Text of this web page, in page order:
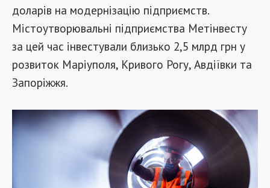
доларів на модернізацію підприємств.
Містоутворювальні підприємства Метінвесту
за цей час інвестували близько 2,5 млрд грн у
розвиток Маріуполя, Кривого Рогу, Авдіївки та
Запоріжжя.